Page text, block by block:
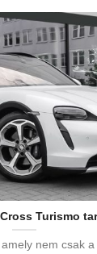
Turismo
nem csak